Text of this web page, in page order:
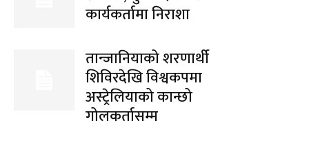
कार्यकर्तामा निराशा
तान्जानियाको शरणार्थी
शिविरदेखि विश्वकपमा
अस्ट्रेलियाको कान्छो
गोलकर्तासम्म